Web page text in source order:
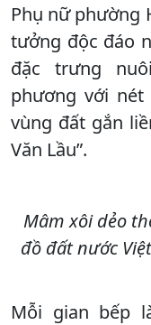
Phụ nữ phường
tưởng độc đáo
đặc trưng
phương với
vùng đất gắn
Văn Lầu”.
Mâm xôi dẻo
đồ đất nước
Mỗi gian bếp